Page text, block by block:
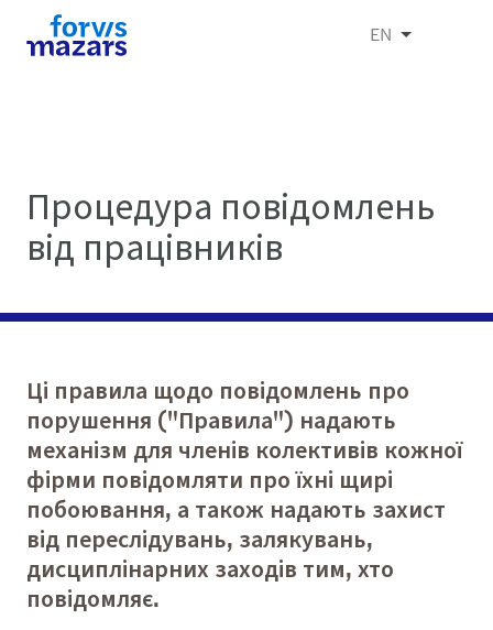
EN
Процедура повідомлень
від працівників
Ці правила щодо повідомлень про
порушення ("Правила") надають
механізм для членів колективів кожної
фірми повідомляти про їхні щирі
побоювання, а також надають захист
від переслідувань, залякувань,
дисциплінарних заходів тим, хто
повідомляє.